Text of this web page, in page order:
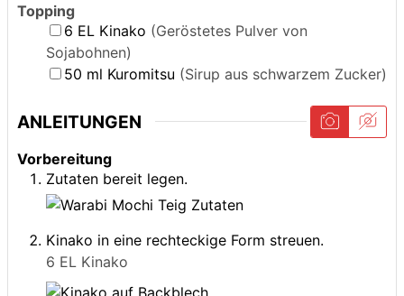
Topping
▢
6 EL Kinako (Geröstetes Pulver von
Sojabohnen)
▢
50 ml Kuromitsu (Sirup aus schwarzem Zucker)
ANLEITUNGEN
Vorbereitung
Zutaten bereit legen.
Kinako in eine rechteckige Form streuen.
6 EL Kinako